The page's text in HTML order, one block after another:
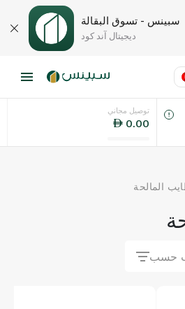
سبينس - تسوق البقالة
ديجيتال آند كود
اللغة
KSA
توصيل مجاني
0.00
المالحة
حسب